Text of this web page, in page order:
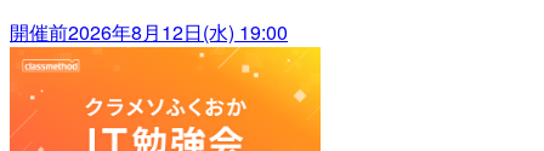
開催前2026年8月12日(水) 19:00